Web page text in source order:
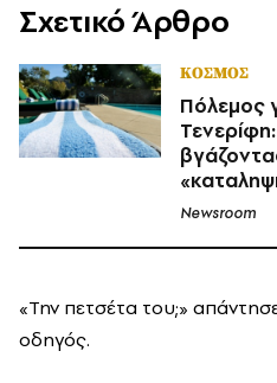
Σχετικό Άρθρο
ΚΟΣΜΟΣ
Πόλεμος
Newsroom
«Την πετσέτα του;»
οδηγός.